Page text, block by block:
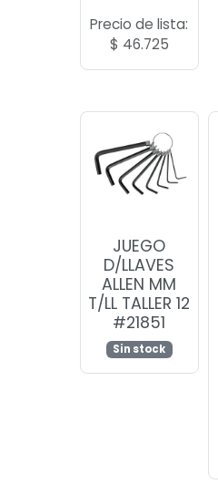
Precio de lista:
$ 46.725
JUEGO
D/LLAVES
ALLEN MM
T/LL TALLER 12
#21851
Sin stock